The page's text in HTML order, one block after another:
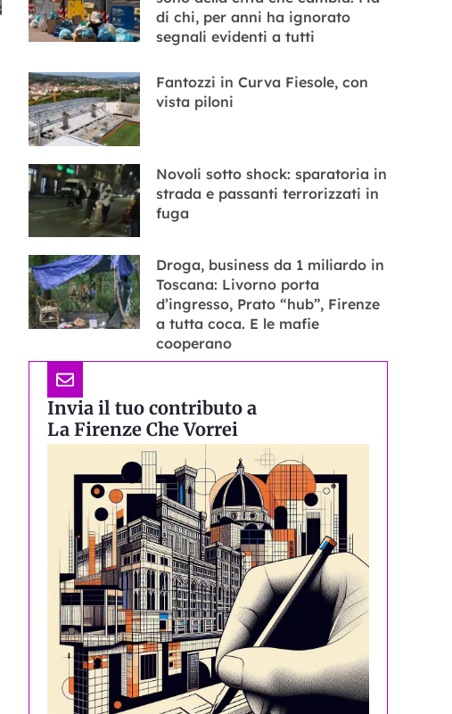
di chi, per anni ha ignorato
segnali evidenti a tutti
Fantozzi in Curva Fiesole, con
vista piloni
Novoli sotto shock: sparatoria in
strada e passanti terrorizzati in
fuga
Droga, business da 1 miliardo in
Toscana: Livorno porta
d’ingresso, Prato “hub”, Firenze
a tutta coca. E le mafie
cooperano
Invia il tuo contributo a
La Firenze Che Vorrei